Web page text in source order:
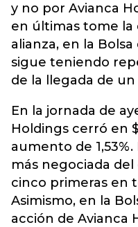
y no por Avianca
en últimas tome la
alianza, en la
sigue teniendo
de la llegada de
En la jornada de
Holdings cerró en
aumento de
más negociada
cinco primeras en
Asimismo, en la
acción de Avianca